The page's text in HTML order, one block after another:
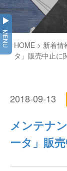
用途から探す
コンベヤ機器
GTPシステム
仕分けシステ
ピッキングシ
製造
物流
通販
食品
会社情報
会社情報
企業理念
会社概要
事業所一覧
採用情報
オークラミュ
新着情報
MENU HOME > 新着情
タ」販売中止に
2018-09-13
メンテナ
ータ」販